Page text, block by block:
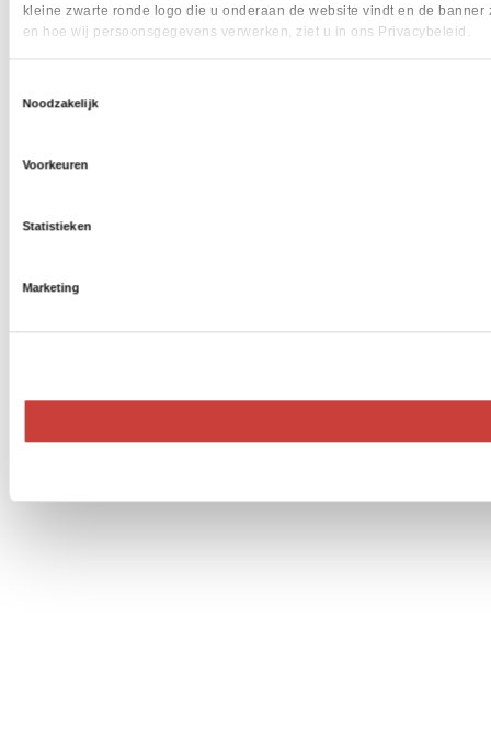
kleine zwarte ronde logo die u onderaan de website vindt en de
en hoe wij persoonsgegevens verwerken, ziet u in ons Privacybeleid.
Noodzakelijk
Voorkeuren
Statistieken
Marketing